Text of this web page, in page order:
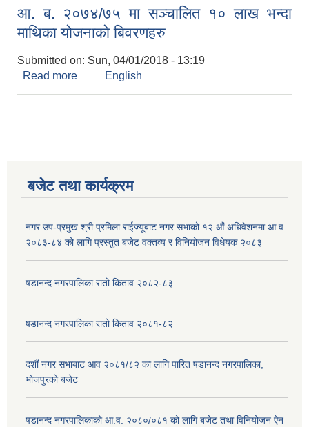
आ. ब. २०७४/७५ मा सञ्चालित १० लाख भन्दा
माथिका योजनाको बिवरणहरु
Submitted on: Sun, 04/01/2018 - 13:19
Read more about आ. ब. २०७४/७५ मा सञ्चालित १० लाख भन्दा
English
बजेट तथा कार्यक्रम
नगर उप-प्रमुख श्री प्रमिला राईज्यूबाट नगर सभाको १२ ‍औं अधिवेशनमा आ.व.
२०८३-८४ को लागि प्रस्तुत बजेट वक्तव्य र विनियोजन विधेयक २०८३
षडानन्द नगरपालिका रातो किताव २०८२-८३
षडानन्द नगरपालिका रातो किताव २०८१-८२
दशौं नगर सभाबाट आव २०८१/८२ का लागि पारित षडानन्द नगरपालिका,
भोजपुरको बजेट
षडानन्द नगरपालिकाको आ.व. २०८०/०८१ को लागि बजेट तथा विनियोजन ऐन